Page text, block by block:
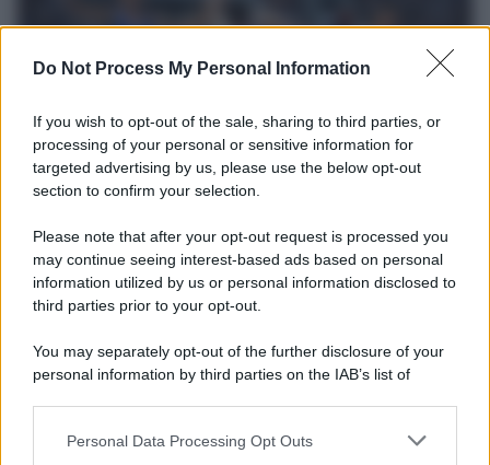
Do Not Process My Personal Information
If you wish to opt-out of the sale, sharing to third parties, or
processing of your personal or sensitive information for
targeted advertising by us, please use the below opt-out
section to confirm your selection.
Please note that after your opt-out request is processed you
may continue seeing interest-based ads based on personal
information utilized by us or personal information disclosed to
third parties prior to your opt-out.
You may separately opt-out of the further disclosure of your
personal information by third parties on the IAB’s list of
This information may also be disclosed by us to third parties
Personal Data Processing Opt Outs
Il ricordo /Storia di Pietro Mennea, la Freccia del Sud più
veloce del mondo
Ecco tutta la storia di Pietro Mennea, il più grande velocista
europeo della storia. Fu per 17 ani primatista mondiale dei 200
Cinema /
Saturnia Film Festival 2024: una vetrina per i
nuovi talenti